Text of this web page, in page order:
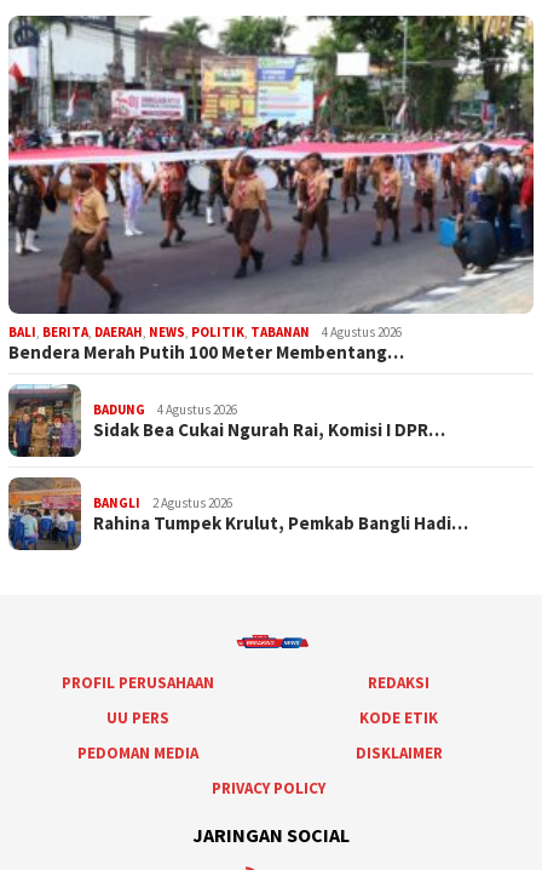
BALI, BERITA, DAERAH, NEWS, POLITIK, TABANAN 4 Agustus 2026
Bendera Merah Putih 100 Meter Membentang…
BADUNG 4 Agustus 2026
Sidak Bea Cukai Ngurah Rai, Komisi I DPR…
BANGLI 2 Agustus 2026
Rahina Tumpek Krulut, Pemkab Bangli Hadi…
PROFIL PERUSAHAAN
REDAKSI
UU PERS
KODE ETIK
PEDOMAN MEDIA
DISKLAIMER
PRIVACY POLICY
JARINGAN SOCIAL